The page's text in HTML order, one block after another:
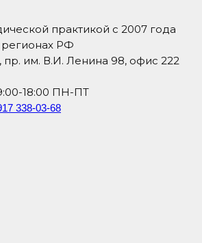
практикой с 2007 года
регионах РФ
пр. им. В.И. Ленина 98, офис 222
18:00 ПН-ПТ
338-03-68